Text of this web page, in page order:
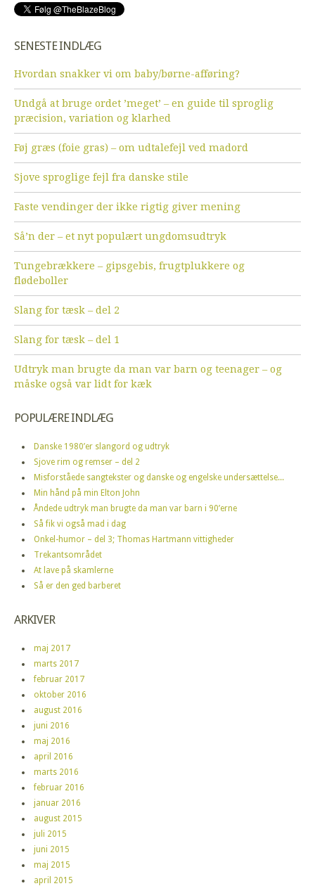
SENESTE INDLÆG
Hvordan snakker vi om baby/børne-afføring?
Undgå at bruge ordet ’meget’ – en guide til sproglig
præcision, variation og klarhed
Føj græs (foie gras) – om udtalefejl ved madord
Sjove sproglige fejl fra danske stile
Faste vendinger der ikke rigtig giver mening
Så’n der – et nyt populært ungdomsudtryk
Tungebrækkere – gipsgebis, frugtplukkere og
flødeboller
Slang for tæsk – del 2
Slang for tæsk – del 1
Udtryk man brugte da man var barn og teenager – og
måske også var lidt for kæk
POPULÆRE INDLÆG
Danske 1980’er slangord og udtryk
Sjove rim og remser – del 2
Misforståede sangtekster og danske og engelske undersættelse...
Min hånd på min Elton John
Åndede udtryk man brugte da man var barn i 90’erne
Så fik vi også mad i dag
Onkel-humor – del 3; Thomas Hartmann vittigheder
Trekantsområdet
At lave på skamlerne
Så er den ged barberet
ARKIVER
maj 2017
marts 2017
februar 2017
oktober 2016
august 2016
juni 2016
maj 2016
april 2016
marts 2016
februar 2016
januar 2016
august 2015
juli 2015
juni 2015
maj 2015
april 2015